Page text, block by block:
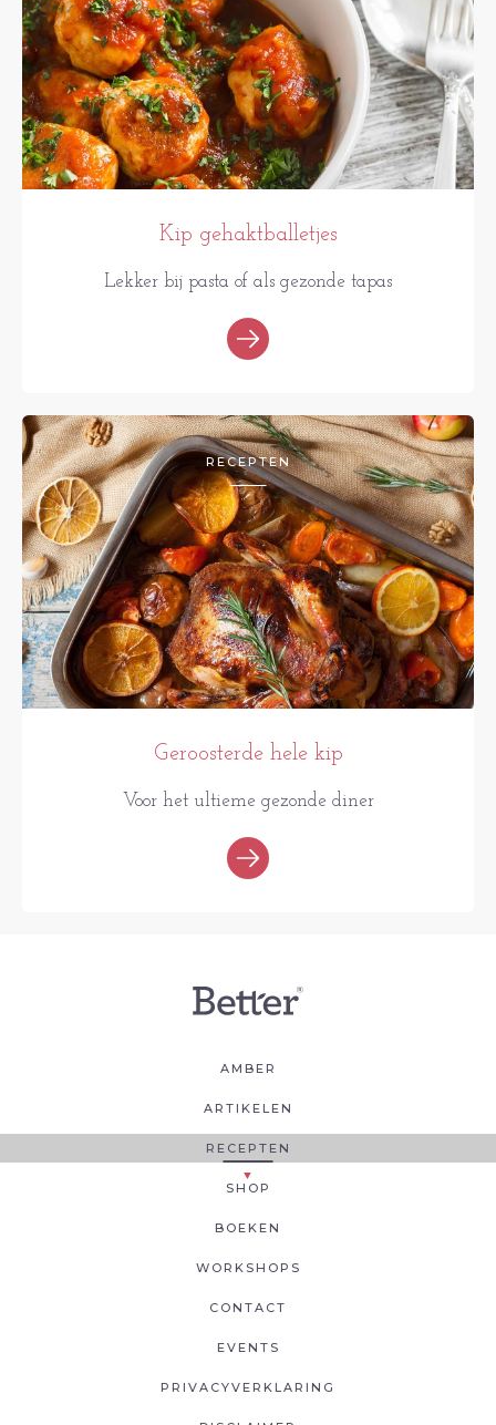
Kip gehaktballetjes
Lekker bij pasta of als gezonde tapas
RECEPTEN
Geroosterde hele kip
Voor het ultieme gezonde diner
AMBER
ARTIKELEN
RECEPTEN
SHOP
BOEKEN
WORKSHOPS
CONTACT
EVENTS
PRIVACYVERKLARING